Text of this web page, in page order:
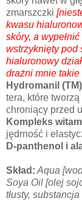
zmarszczki
kwasu
skóry, a
wstrzyknięty pod
hialuronowy
drażni mnie
Hydromanil (TM)
tera, które
chroniący przed
Kompleks
jędrność i
D-panthenol i
Skład: Aqua
Soya Oil [olej
tłusty,